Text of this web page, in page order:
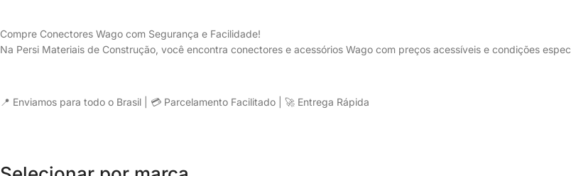
Compre Conectores Wago com Segurança e Facilidade!
Na Persi Materiais de Construção, você encontra conectores e acessórios Wago com preços acessíveis e condições
📍 Enviamos para todo o Brasil | 💳 Parcelamento Facilitado | 🚀 Entrega Rápida